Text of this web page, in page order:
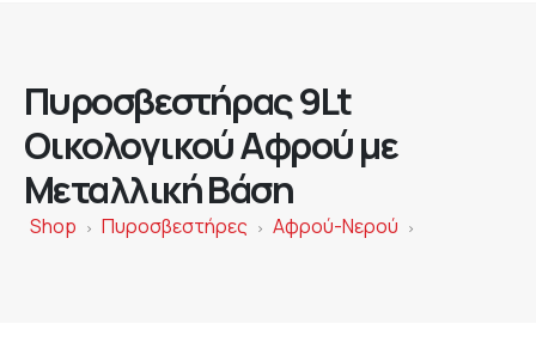
Πυροσβεστήρας 9Lt
Οικολογικού Αφρού με
Μεταλλική Βάση
Shop > Πυροσβεστήρες > Αφρού-Νερού >